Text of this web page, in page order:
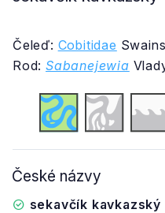
Čeleď: Cobitidae
Rod: Sabanejewia
České názvy
sekavčík kavkazský